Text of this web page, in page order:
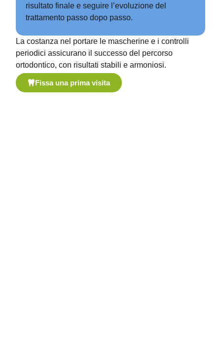
risultato finale e seguire l’evoluzione del
trattamento passo dopo passo.
La costanza nel portare le mascherine e i controlli
periodici assicurano il successo del percorso
ortodontico, con risultati stabili e armoniosi.
Fissa una prima visita